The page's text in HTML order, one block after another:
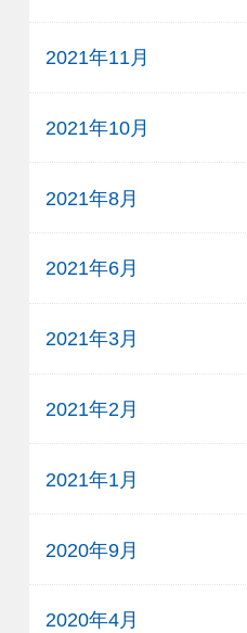
2021年11月
2021年10月
2021年8月
2021年6月
2021年3月
2021年2月
2021年1月
2020年9月
2020年4月